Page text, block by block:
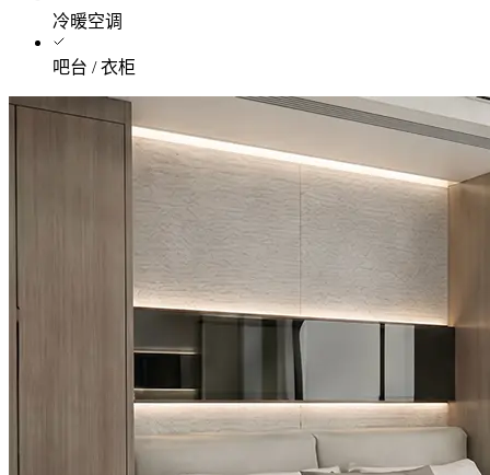
冷暖空调
吧台 / 衣柜